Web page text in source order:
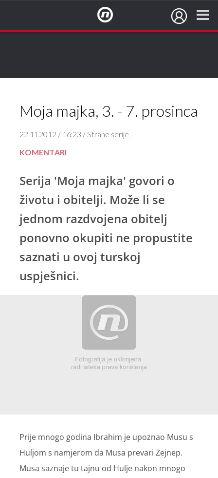
Moja majka, 3. - 7. prosinca
22.11.2012 / 16:23 / Strane serije
KOMENTARI
Serija 'Moja majka' govori o
životu i obitelji. Može li se
jednom razdvojena obitelj
ponovno okupiti ne propustite
saznati u ovoj turskoj
uspješnici.
Prije mnogo godina Ibrahim je upoznao Musu s
Huljom s namjerom da Musa prevari Zejnep.
Musa saznaje tu tajnu od Hulje nakon mnogo